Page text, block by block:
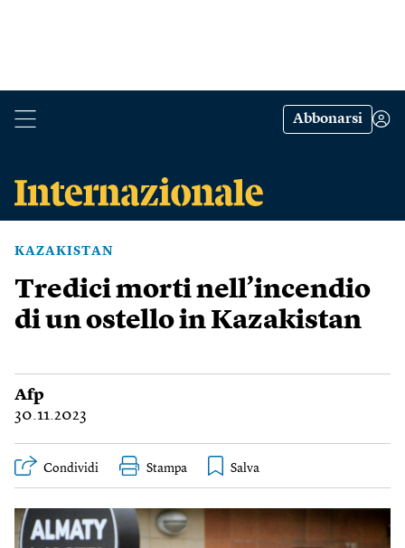
Abbonarsi
KAZAKISTAN
Tredici morti nell’incendio
di un ostello in Kazakistan
Afp
30.11.2023
Condividi Stampa